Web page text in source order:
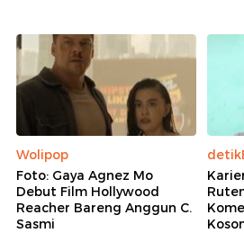
Wolipop
Foto: Gaya Agnez Mo
Debut Film Hollywood
Reacher Bareng Anggun C.
Sasmi